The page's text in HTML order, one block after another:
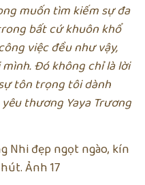
muốn tìm kiếm sự đa
bất cứ khuôn khổ
việc đều như vậy,
Đó không chỉ là lời
tôn trọng tôi dành
thương Yaya Trương